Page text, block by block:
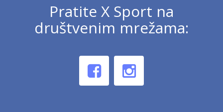
Pratite X Sport na
društvenim mrežama: